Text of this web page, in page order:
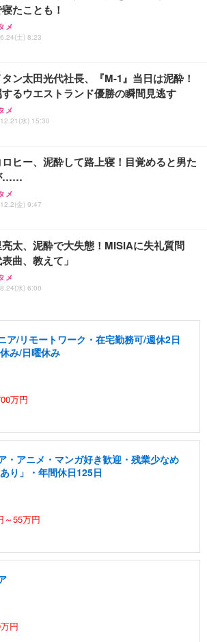
たことも！
メ
土) 8:23
ン太田光代社長、『M-1』当日は泥酔！
るウエストランド優勝の瞬間見逃す
メ
水) 15:30
ロヒー、泥酔して路上寝！目覚めると男た
……
メ
金) 9:47
太、泥酔で大失態！MISIAに失礼質問
表曲、教えて」
メ
水) 6:00
ア/リモートワーク・在宅勤務可/週休2日
み/日曜休み
万円
・アニメ・マンガ好き歓迎・残業少なめ
り」・年間休日125日
～55万円
円